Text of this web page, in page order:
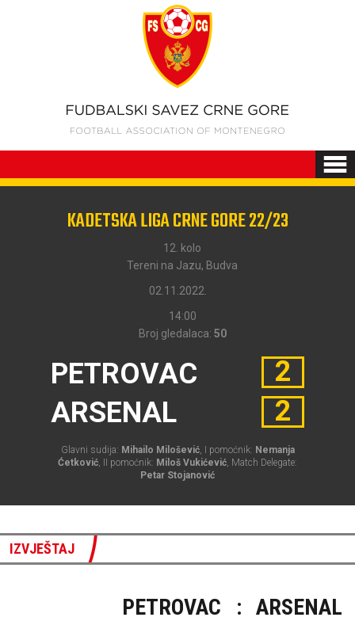
KADETSKA LIGA CRNE GORE 22/23
12. kolo
Tereni na Jazu, Budva
02.11.2022.
14:00
Broj gledalaca: 50
PETROVAC
ARSENAL
2
2
Glavni sudija: Mihailo Milošević, I pomoćnik: Nemanja
Ćetković, II pomoćnik: Miloš Vukićević, Match Delegate:
Petar Stojanović
IZVJEŠTAJ
PETROVAC : ARSENAL